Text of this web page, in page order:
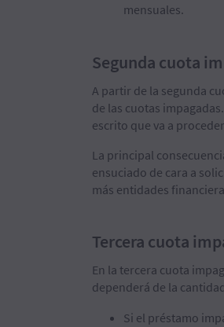
mensuales.
Segunda cuota
A partir de la segunda
de las cuotas
escrito que va a
La principal
ensuciado de cara a
más entidades
Tercera cuota
En la tercera cuota
dependerá de la
Si el préstamo